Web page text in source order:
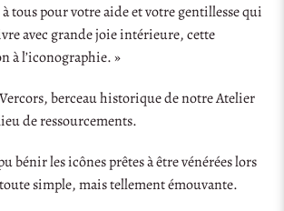
tous pour votre aide et votre gentillesse qui
avec grande joie intérieure, cette
à l’iconographie. »
berceau historique de notre Atelier
de ressourcements.
bénir les icônes prêtes à être vénérées lors
simple, mais tellement émouvante.